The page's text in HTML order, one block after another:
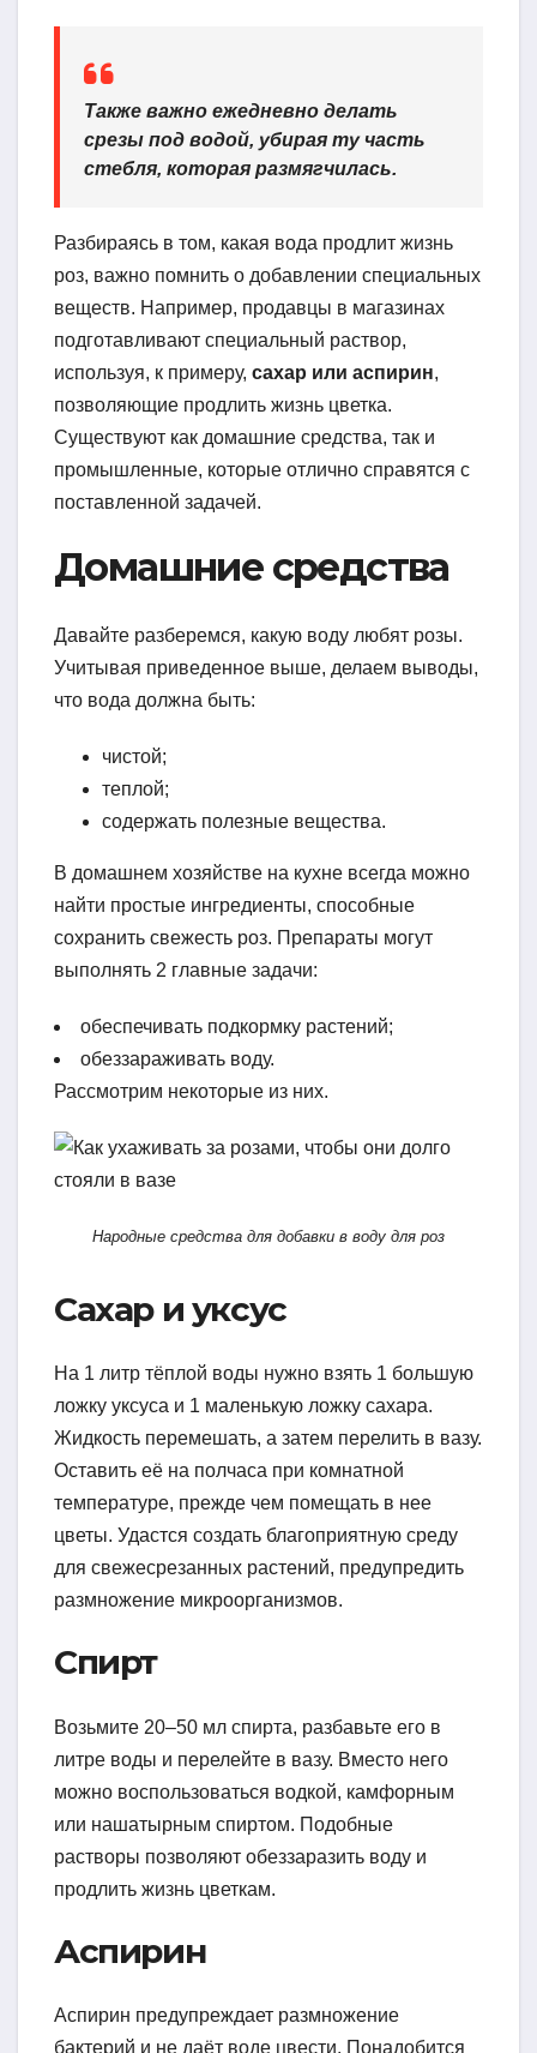
Также важно ежедневно делать
срезы под водой, убирая ту часть
стебля, которая размягчилась.
Разбираясь в том, какая вода продлит жизнь
роз, важно помнить о добавлении специальных
веществ. Например, продавцы в магазинах
подготавливают специальный раствор,
используя, к примеру, сахар или аспирин,
позволяющие продлить жизнь цветка.
Существуют как домашние средства, так и
промышленные, которые отлично справятся с
поставленной задачей.
Домашние средства
Давайте разберемся, какую воду любят розы.
Учитывая приведенное выше, делаем выводы,
что вода должна быть:
чистой;
теплой;
содержать полезные вещества.
В домашнем хозяйстве на кухне всегда можно
найти простые ингредиенты, способные
сохранить свежесть роз. Препараты могут
выполнять 2 главные задачи:
обеспечивать подкормку растений;
обеззараживать воду.
Рассмотрим некоторые из них.
Народные средства для добавки в воду для роз
Сахар и уксус
На 1 литр тёплой воды нужно взять 1 большую
ложку уксуса и 1 маленькую ложку сахара.
Жидкость перемешать, а затем перелить в вазу.
Оставить её на полчаса при комнатной
температуре, прежде чем помещать в нее
цветы. Удастся создать благоприятную среду
для свежесрезанных растений, предупредить
размножение микроорганизмов.
Спирт
Возьмите 20–50 мл спирта, разбавьте его в
литре воды и перелейте в вазу. Вместо него
можно воспользоваться водкой, камфорным
или нашатырным спиртом. Подобные
растворы позволяют обеззаразить воду и
продлить жизнь цветкам.
Аспирин
Аспирин предупреждает размножение
бактерий и не даёт воде цвести. Понадобится